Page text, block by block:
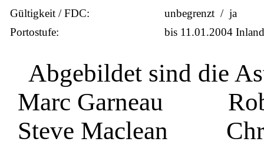
Gültigkeit / FDC:
unbegrenzt / ja
Portostufe:
bis 11.01.2004
Abgebildet sind die
Marc Garneau
Steve Maclean